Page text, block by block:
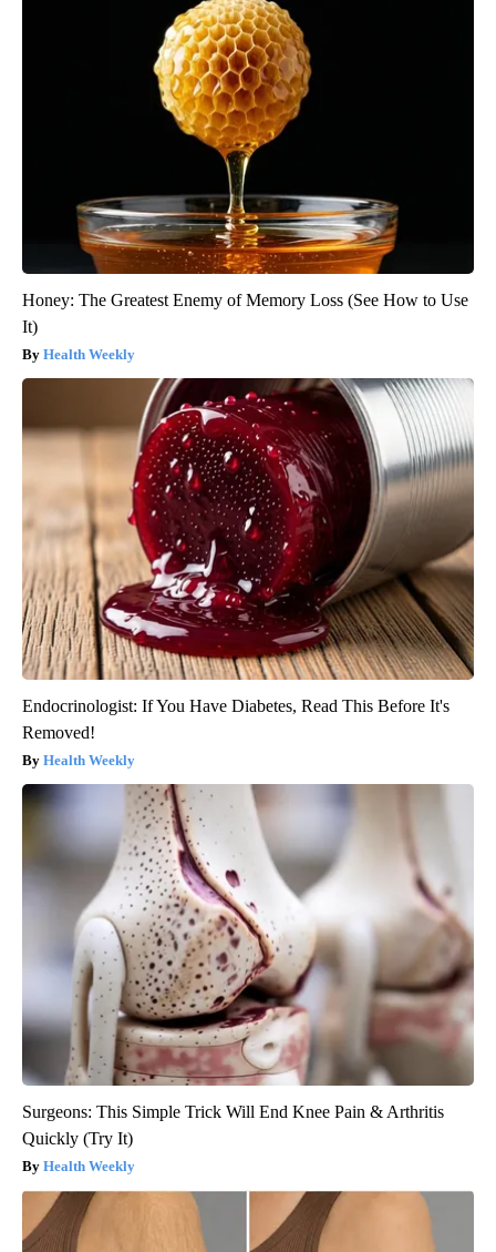
Honey: The Greatest Enemy of Memory Loss (See How to Use
It)
Health Weekly
Endocrinologist: If You Have Diabetes, Read This Before It's
Removed!
Health Weekly
Surgeons: This Simple Trick Will End Knee Pain & Arthritis
Quickly (Try It)
Health Weekly